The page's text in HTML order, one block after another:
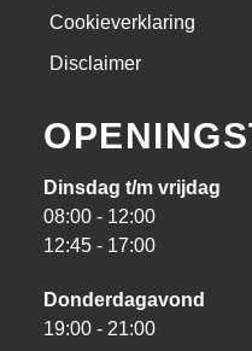
Cookieverklaring
Disclaimer
Dinsdag t/m vrijdag
08:00 - 12:00
12:45 - 17:00
Donderdagavond
19:00 - 21:00